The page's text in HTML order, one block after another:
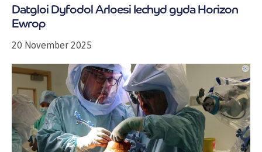
Datgloi Dyfodol Arloesi Iechyd gyda Horizon
Ewrop
20 November 2025